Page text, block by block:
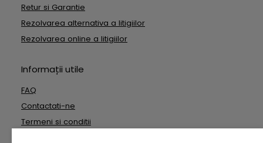
Retur si Garantie
Rezolvarea alternativa a litigiilor
Rezolvarea online a litigiilor
Informații utile
FAQ
Contactati-ne
Termeni si conditii